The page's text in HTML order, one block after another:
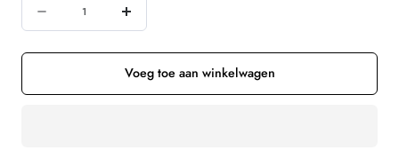
beschikbaar beschikbaar
verminderen
LANIUS
Verhoog
de
hoeveelheid
voor
Voeg toe aan winkelwagen